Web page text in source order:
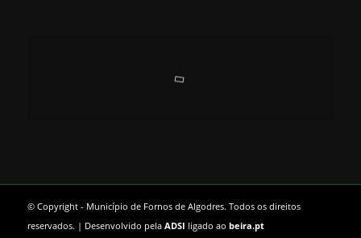
© Copyright - Município de Fornos de Algodres. Todos os direitos
reservados. | Desenvolvido pela ADSI ligado ao beira.pt